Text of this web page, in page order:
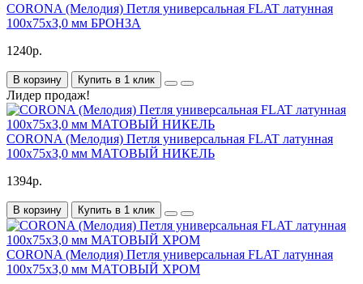
CORONA (Мелодия) Петля универсальная FLAT латунная
100х75хЗ,0 мм БРОНЗА
1240р.
В корзину Купить в 1 клик
Лидер продаж!
CORONA (Мелодия) Петля универсальная FLAT латунная
100х75хЗ,0 мм МАТОВЫЙ НИКЕЛЬ
1394р.
В корзину Купить в 1 клик
CORONA (Мелодия) Петля универсальная FLAT латунная
100х75хЗ,0 мм МАТОВЫЙ ХРОМ